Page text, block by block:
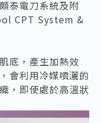
泰電刀系統及附
CPT System &
底，產生加熱效
會利用冷媒噴灑的
，即使處於高溫狀